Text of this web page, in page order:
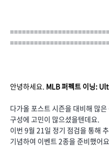
안녕하세요. MLB 퍼펙트 이닝:
다가올 포스트 시즌을 대비해 많
구성에 고민이 많으셨을텐데요.
이번 9월 21일 정기 점검을 통해
기념하여 이벤트 2종을 준비했어